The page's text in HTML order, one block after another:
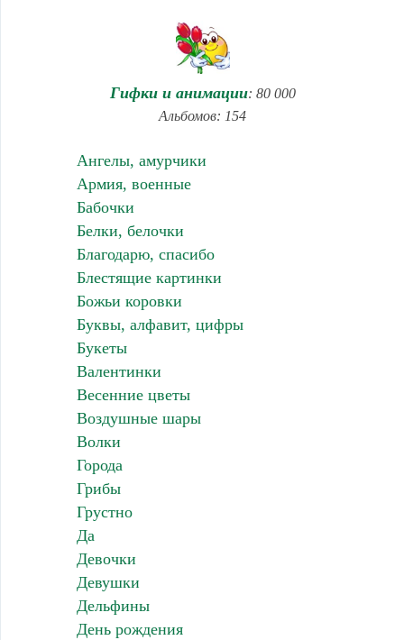
Гифки и анимации: 80 000
Альбомов: 154
Ангелы, амурчики
Армия, военные
Бабочки
Белки, белочки
Благодарю, спасибо
Блестящие картинки
Божьи коровки
Буквы, алфавит, цифры
Букеты
Валентинки
Весенние цветы
Воздушные шары
Волки
Города
Грибы
Грустно
Да
Девочки
Девушки
Дельфины
День рождения